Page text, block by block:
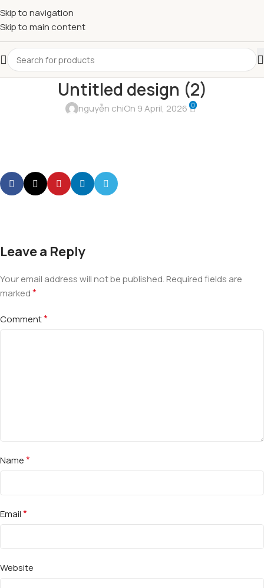
Skip to navigation
Skip to main content
Untitled design (2)
nguyễn chiOn 9 April, 2026 0
Leave a Reply
Your email address will not be published.Required fields are
marked*
Comment*
Name*
Email*
Website